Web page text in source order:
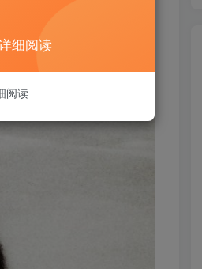
细阅读
阅读